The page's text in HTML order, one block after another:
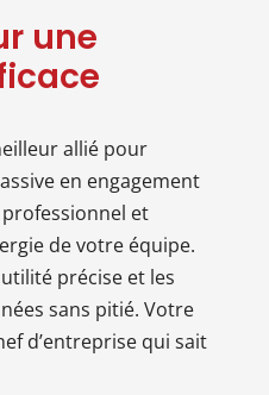
une
allié pour
en engagement
et
de votre équipe.
précise et les
sans pitié. Votre
d’entreprise qui sait